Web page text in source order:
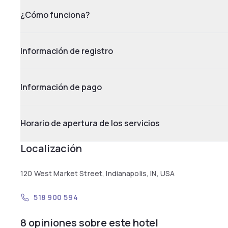
¿Cómo funciona?
Información de registro
Información de pago
Horario de apertura de los servicios
Localización
120 West Market Street, Indianapolis, IN, USA
518 900 594
8 opiniones sobre este hotel